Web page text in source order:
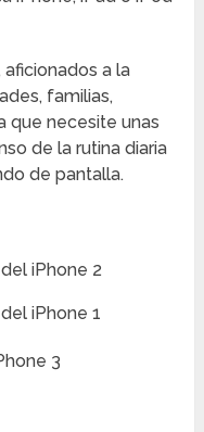
aficionados a la
familias,
que necesite unas
de la rutina diaria
de pantalla.